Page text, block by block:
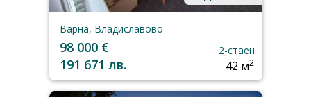
Варна, Владиславово
98 000 €
191 671 лв.
2-стаен
42 м2